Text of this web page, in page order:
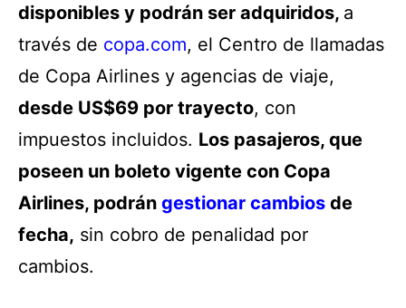
disponibles y podrán ser adquiridos, a
través de copa.com, el Centro de llamadas
de Copa Airlines y agencias de viaje,
desde US$69 por trayecto, con
impuestos incluidos. Los pasajeros, que
poseen un boleto vigente con Copa
Airlines, podrán gestionar cambios de
fecha, sin cobro de penalidad por
cambios.